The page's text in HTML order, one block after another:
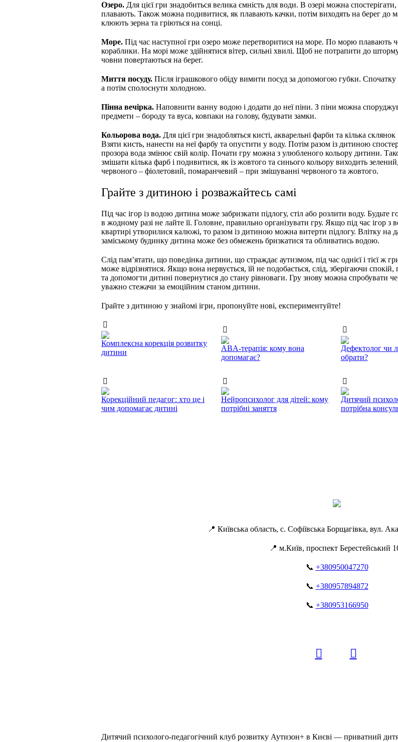
Озеро. Для цієї гри знадобиться велика ємність для води. В озері можна
плавають. Також можна подивитися, як плавають качки, потім виходять на берег до
клюють зерна та гріються на сонці.
Море. Під час наступної гри озеро може перетворитися на море. По морю плавають
кораблики. На морі може здійнятися вітер, сильні хвилі. Щоб не потрапити до
човни повертаються на берег.
Миття посуду. Після іграшкового обіду вимити посуд за допомогою губки.
а потім сполоснути холодною.
Пінна вечірка. Наповнити ванну водою і додати до неї піни. З піни можна
предмети – бороду та вуса, ковпаки на голову, будувати замки.
Кольорова вода. Для цієї гри знадобляться кисті, акварельні фарби та кілька
Взяти кисть, нанести на неї фарбу та опустити у воду. Потім разом із дитиною
прозора вода змінює свій колір. Почати гру можна з улюбленого кольору дитини.
змішати кілька фарб і подивитися, як із жовтого та синього кольору виходить
червоного – фіолетовий, помаранчевий – при змішуванні червоного та жовтого.
Грайте з дитиною і розважайтесь самі
Під час ігор із водою дитина може забризкати підлогу, стіл або розлити воду. Будьте
в жодному разі не лайте її. Головне, правильно організувати гру. Якщо під час ігор з
квартирі утворилися калюжі, то разом із дитиною можна витерти підлогу. Влітку на
заміському будинку дитина може без обмежень бризкатися та обливатись водою.
Слід пам’ятати, що поведінка дитини, що страждає аутизмом, під час однієї і тієї ж гри
може відрізнятися. Якщо вона нервується, їй не подобається, слід, зберігаючи
та допомогти дитині повернутися до стану рівноваги. Гру знову можна спробувати
уважно стежачи за емоційним станом дитини.
Грайте з дитиною у знайомі ігри, пропонуйте нові, експериментуйте!
Комплексна корекція розвитку
дитини
ABA-терапія: кому вона
допомагає?
Дефектолог чи
обрати?
Корекційний педагог: хто це і
чим допомагає дитині
Нейропсихолог для дітей: кому
потрібні заняття
Дитячий
потрібна
📍 Київська область, с. Софіївська Борщагівка, вул.
📍 м.Київ, проспект Берестейський
📞 +380950047270
📞 +380957894872
📞 +380953166950
Дитячий психолого-педагогічний клуб розвитку Аутизон+ в Києві — приватний